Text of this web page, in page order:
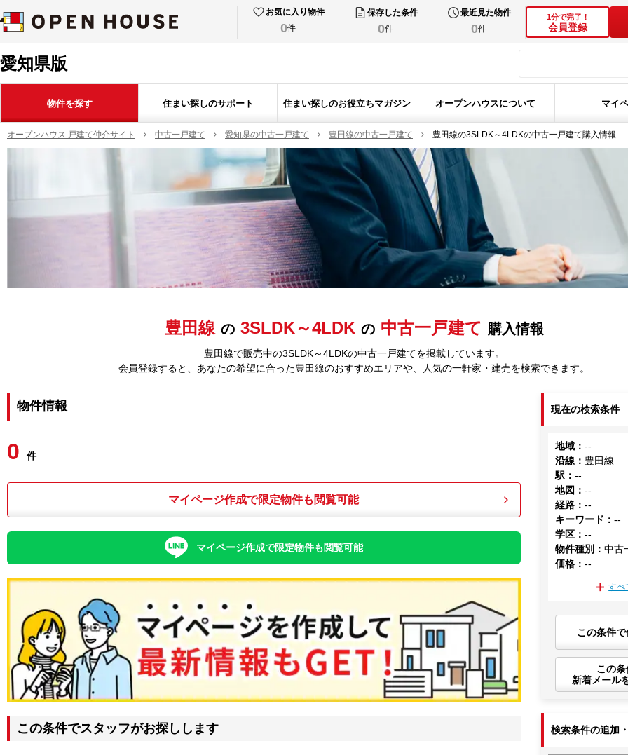
お気に入り物件
0件
保存した条件
0件
最近見た物件
0件
1分で完了！
会員登録
愛知県版
物件を探す 住まい探しのサポート 住まい探しのお役立ちマガジン オープンハウスについて マイ
オープンハウス 戸建て仲介サイト 中古一戸建て 愛知県の中古一戸建て 豊田線の中古一戸建て 豊田線の3SLDK～4LDKの中古一戸建て購入情報
豊田線 の 3SLDK～4LDK の 中古一戸建て 購入情報
豊田線で販売中の3SLDK～4LDKの中古一戸建てを掲載しています。
会員登録すると、あなたの希望に合った豊田線のおすすめエリアや、人気の一軒家・建売を検索できます。
物件情報
0 件
マイページ作成で限定物件も閲覧可能
マイページ作成で限定物件も閲覧可能
この条件でスタッフがお探しします
現在の検索条件
地域 ：--
沿線 ： 豊田線
駅 ：--
地図 ：--
経路 ：--
キーワード ：--
学区 ：--
物件種別 ：中古
価格 ：--
すべ
この条件
この
新着メール
検索条件の追加